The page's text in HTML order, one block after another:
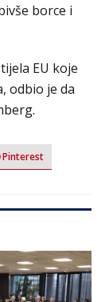
borce i
EU koje
odbio je da
Pinterest